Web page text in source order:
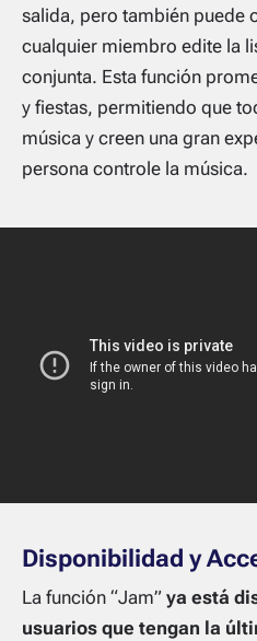
salida, pero también puede
cualquier miembro edite la
conjunta. Esta función
y fiestas, permitiendo que
música y creen una gran
persona controle la música.
Disponibilidad y
La función “Jam” ya está
usuarios que tengan la